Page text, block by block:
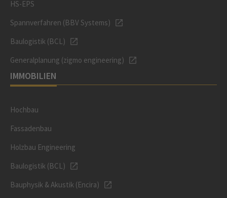
HS-EPS
Spannverfahren (BBV Systems)
Baulogistik (BCL)
Generalplanung (zigmo engineering)
IMMOBILIEN
Hochbau
Fassadenbau
Holzbau Engineering
Baulogistik (BCL)
Bauphysik & Akustik (Encira)